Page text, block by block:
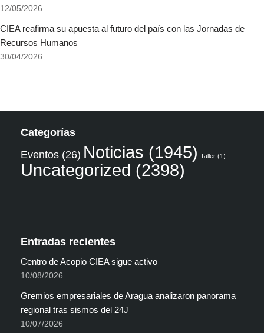
12/05/2026
CIEA reafirma su apuesta al futuro del país con las Jornadas de
Recursos Humanos
30/04/2026
Categorías
Eventos (26) Noticias (1945) Taller (1)
Uncategorized (2398)
Entradas recientes
Centro de Acopio CIEA sigue activo
10/08/2026
Gremios empresariales de Aragua analizaron panorama
regional tras sismos del 24J
10/07/2026